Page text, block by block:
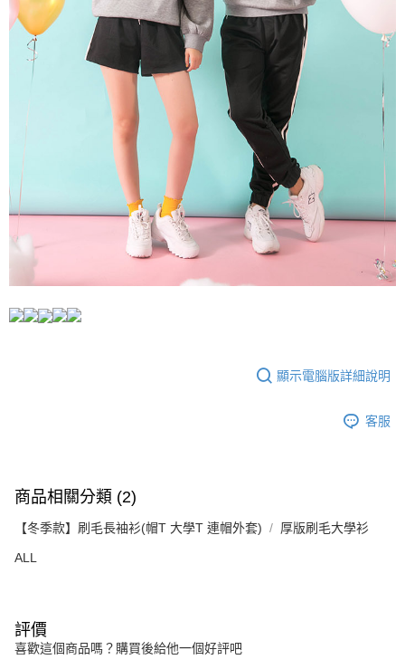
顯示電腦版詳細說明
客服
商品相關分類 (2)
【冬季款】刷毛長袖衫(帽T 大學T 連帽外套) 厚版刷毛大學衫
ALL
評價
喜歡這個商品嗎？購買後給他一個好評吧